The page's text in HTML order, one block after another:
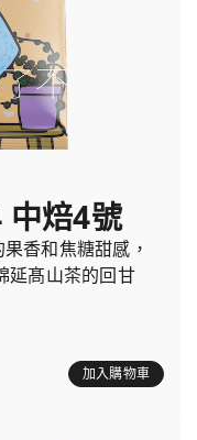
焙4號
香和焦糖甜感，
延髙山茶的回甘
加入購物車